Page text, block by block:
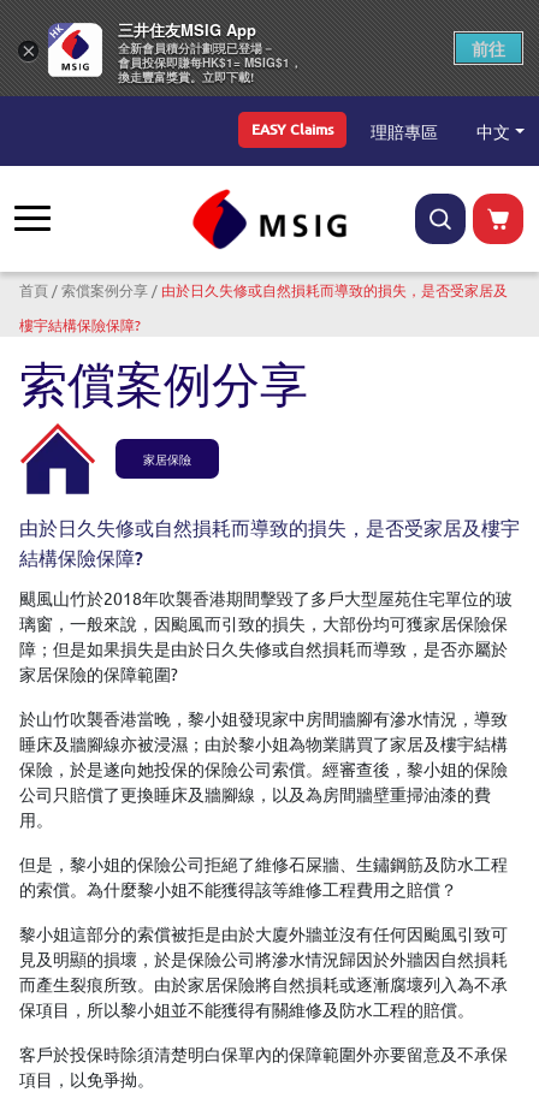
Top Menu
EASY Claims 理賠專區 中文
導航連結
首頁 索償案例分享
由於日久失修或自然損耗而導致的損失，是否受家居及
樓宇結構保險保障?
索償案例分享
家居保險
由於日久失修或自然損耗而導致的損失，是否受家居及樓宇
結構保險保障?
颶風山竹於2018年吹襲香港期間擊毀了多戶大型屋苑住宅單位的玻
璃窗，一般來說，因颱風而引致的損失，大部份均可獲家居保險保
障；但是如果損失是由於日久失修或自然損耗而導致，是否亦屬於
家居保險的保障範圍?
於山竹吹襲香港當晚，黎小姐發現家中房間牆腳有滲水情況，導致
睡床及牆腳線亦被浸濕；由於黎小姐為物業購買了家居及樓宇結構
保險，於是遂向她投保的保險公司索償。經審查後，黎小姐的保險
公司只賠償了更換睡床及牆腳線，以及為房間牆壁重掃油漆的費
用。
但是，黎小姐的保險公司拒絕了維修石屎牆、生鏽鋼筋及防水工程
的索償。為什麼黎小姐不能獲得該等維修工程費用之賠償？
黎小姐這部分的索償被拒是由於大廈外牆並沒有任何因颱風引致可
見及明顯的損壞，於是保險公司將滲水情況歸因於外牆因自然損耗
而產生裂痕所致。由於家居保險將自然損耗或逐漸腐壞列入為不承
保項目，所以黎小姐並不能獲得有關維修及防水工程的賠償。
客戶於投保時除須清楚明白保單內的保障範圍外亦要留意及不承保
項目，以免爭拗。
×
三井住友MSIG App
全新會員積分計劃現已登場－
會員投保即賺每HK$1= MSIG$1，
換走豐富獎賞。立即下載!
前往